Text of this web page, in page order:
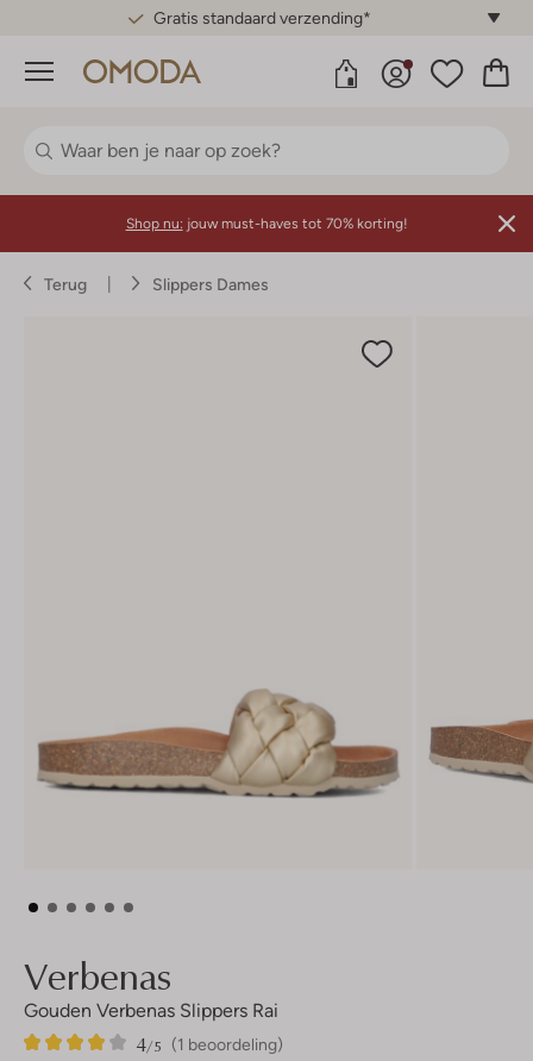
Gratis standaard verzending*
Menu
Shop nu: jouw must-haves tot 70% korting!
Terug Slippers Dames
Verbenas
Gouden Verbenas Slippers Rai
(1 beoordeling)
4/5
1
4